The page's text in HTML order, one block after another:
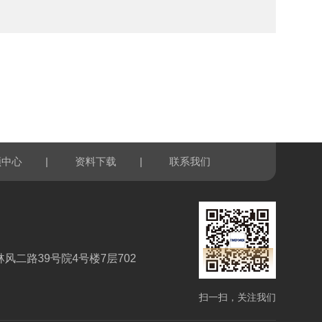
心 | 资料下载 | 联系我们
风二路39号院4号楼7层702
扫一扫，关注我们